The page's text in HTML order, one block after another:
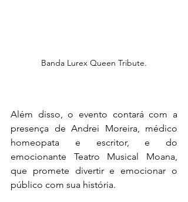
Banda Lurex Queen Tribute.
Além disso, o evento contará com a
presença de Andrei Moreira, médico
homeopata e escritor, e do
emocionante Teatro Musical Moana,
que promete divertir e emocionar o
público com sua história.